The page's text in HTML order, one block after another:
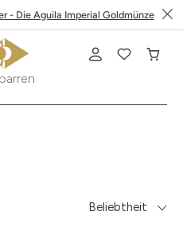
- Die Aguila Imperial Goldmünze
Beliebtheit